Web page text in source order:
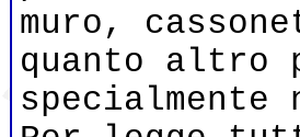
muro,
quanto
specialmente